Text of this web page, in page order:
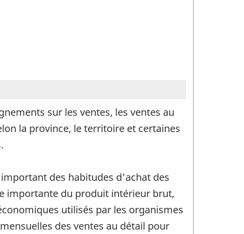
sur les ventes, les ventes au
la province, le territoire et certaines
des habitudes d'achat des
importante du produit intérieur brut,
utilisés par les organismes
des ventes au détail pour